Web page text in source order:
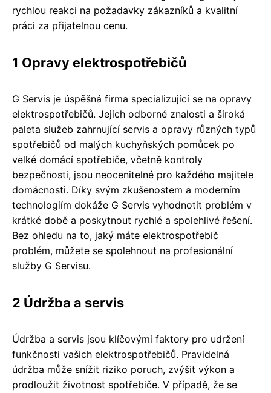
rychlou reakci na požadavky zákazníků a kvalitní
práci za přijatelnou cenu.
1 Opravy elektrospotřebičů
G Servis je úspěšná firma specializující se na opravy
elektrospotřebičů. Jejich odborné znalosti a široká
paleta služeb zahrnující servis a opravy různých typů
spotřebičů od malých kuchyňských pomůcek po
velké domácí spotřebiče, včetně kontroly
bezpečnosti, jsou neocenitelné pro každého majitele
domácnosti. Díky svým zkušenostem a moderním
technologiím dokáže G Servis vyhodnotit problém v
krátké době a poskytnout rychlé a spolehlivé řešení.
Bez ohledu na to, jaký máte elektrospotřebič
problém, můžete se spolehnout na profesionální
služby G Servisu.
2 Údržba a servis
Údržba a servis jsou klíčovými faktory pro udržení
funkčnosti vašich elektrospotřebičů. Pravidelná
údržba může snížit riziko poruch, zvýšit výkon a
prodloužit životnost spotřebiče. V případě, že se